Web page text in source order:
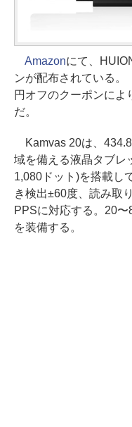
Amazonにて、
ンが配布されている。
円オフのクーポンによ
だ。
Kamvas 20は、
域を備える液晶タブレ
1,080ドット)を搭載し
き検出±60度、読み取
PPSに対応する。20
を装備する。